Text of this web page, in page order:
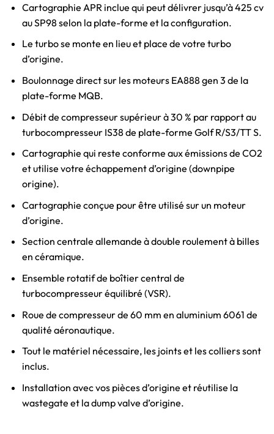
Cartographie APR inclue qui peut délivrer jusqu’à 425 cv
au SP98 selon la plate-forme et la configuration.
Le turbo se monte en lieu et place de votre turbo
d’origine.
Boulonnage direct sur les moteurs EA888 gen 3 de la
plate-forme MQB.
Débit de compresseur supérieur à 30 % par rapport au
turbocompresseur IS38 de plate-forme Golf R/S3/TT S.
Cartographie qui reste conforme aux émissions de CO2
et utilise votre échappement d’origine (downpipe
origine).
Cartographie conçue pour être utilisé sur un moteur
d’origine.
Section centrale allemande à double roulement à billes
en céramique.
Ensemble rotatif de boîtier central de
turbocompresseur équilibré (VSR).
Roue de compresseur de 60 mm en aluminium 6061 de
qualité aéronautique.
Tout le matériel nécessaire, les joints et les colliers sont
inclus.
Installation avec vos pièces d’origine et réutilise la
wastegate et la dump valve d’origine.